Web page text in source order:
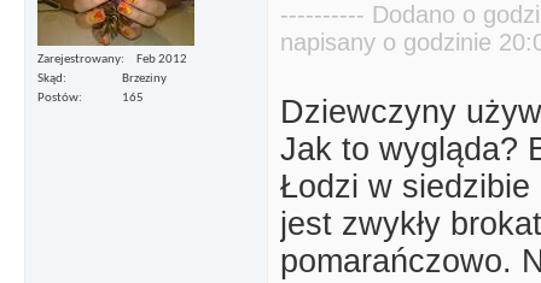
Zarejestrowany
Feb 2012
Skąd
Brzeziny
Postów
165
---------- Dodano o
napisany o godzinie
Dziewczyny
Jak to wygląda?
Łodzi w siedzibie
jest zwykły
pomarańczowo.